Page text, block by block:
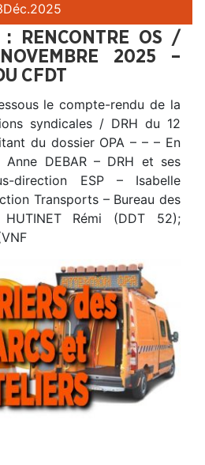
Déc.2025
: RENCONTRE OS /
2025 –
CFDT
le compte-rendu de la
syndicales / DRH du 12
du dossier OPA – – – En
DEBAR – DRH et ses
direction ESP – Isabelle
Transports – Bureau des
Rémi (DDT 52);